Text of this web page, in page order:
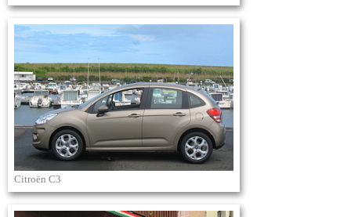
Citroën C3